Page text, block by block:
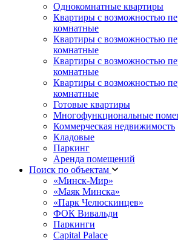
Однокомнатные квартиры
Квартиры с возможностью
комнатные
Квартиры с возможностью
комнатные
Квартиры с возможностью
комнатные
Квартиры с возможностью
комнатные
Готовые квартиры
Многофункциональные
Коммерческая недвижимость
Кладовые
Паркинг
Аренда помещений
Поиск по объектам
«Минск-Мир»
«Маяк Минска»
«Парк Челюскинцев»
ФОК Вивальди
Паркинги
Capital Palace